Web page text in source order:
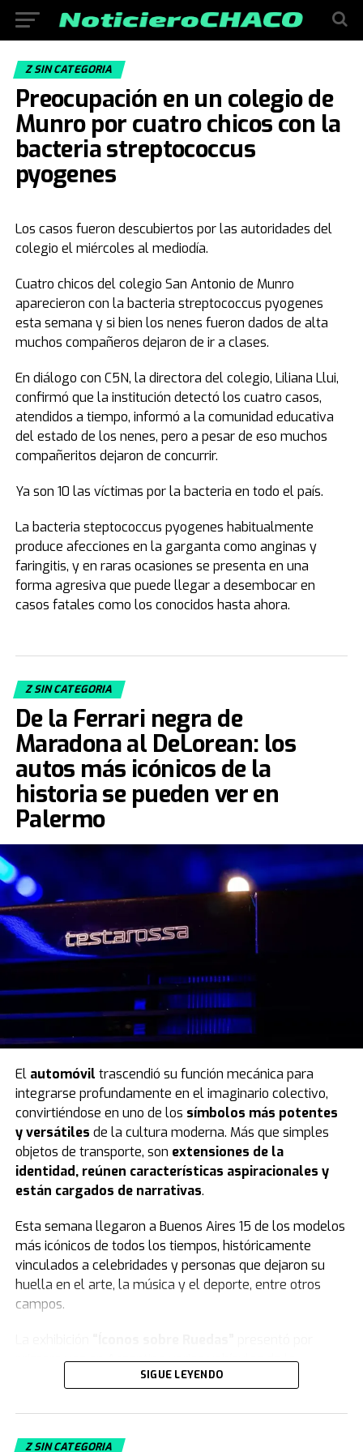
Z SIN CATEGORIA
Preocupación en un colegio de
Munro por cuatro chicos con la
bacteria streptococcus
pyogenes
Los casos fueron descubiertos por las autoridades del
colegio el miércoles al mediodía.
Cuatro chicos del colegio San Antonio de Munro
aparecieron con la bacteria streptococcus pyogenes
esta semana y si bien los nenes fueron dados de alta
muchos compañeros dejaron de ir a clases.
En diálogo con C5N, la directora del colegio, Liliana Llui,
confirmó que la institución detectó los cuatro casos,
atendidos a tiempo, informó a la comunidad educativa
del estado de los nenes, pero a pesar de eso muchos
compañeritos dejaron de concurrir.
Ya son 10 las víctimas por la bacteria en todo el país.
La bacteria steptococcus pyogenes habitualmente
produce afecciones en la garganta como anginas y
faringitis, y en raras ocasiones se presenta en una
forma agresiva que puede llegar a desembocar en
casos fatales como los conocidos hasta ahora.
Z SIN CATEGORIA
De la Ferrari negra de
Maradona al DeLorean: los
autos más icónicos de la
historia se pueden ver en
Palermo
El automóvil trascendió su función mecánica para
integrarse profundamente en el imaginario colectivo,
convirtiéndose en uno de los símbolos más potentes
y versátiles de la cultura moderna. Más que simples
objetos de transporte, son extensiones de la
identidad, reúnen características aspiracionales y
están cargados de narrativas.
Esta semana llegaron a Buenos Aires 15 de los modelos
más icónicos de todos los tiempos, históricamente
vinculados a celebridades y personas que dejaron su
huella en el arte, la música y el deporte, entre otros
campos.
primera vez en Argentina varios vehículos de la
Jorge Yarur, creador de la
Santiago de Chile.
SIGUE LEYENDO
Z SIN CATEGORIA